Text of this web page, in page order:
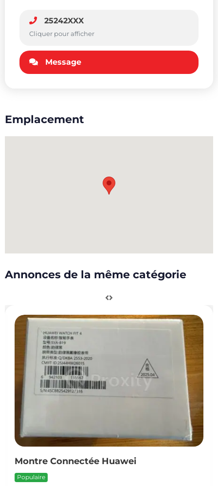
25242XXX
Cliquer pour afficher
Message
Emplacement
Annonces de la même catégorie
Montre Connectée Huawei
Populaire